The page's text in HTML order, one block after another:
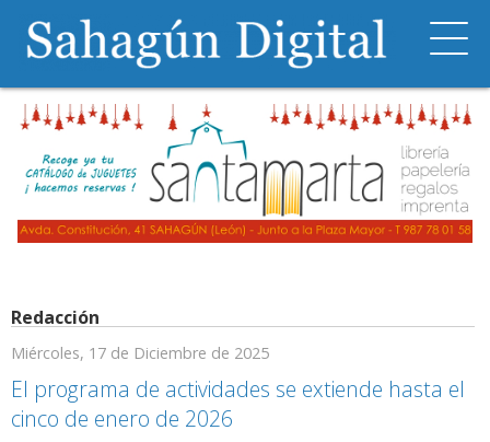
Redacción
Miércoles, 17 de Diciembre de 2025
El programa de actividades se extiende hasta el
cinco de enero de 2026